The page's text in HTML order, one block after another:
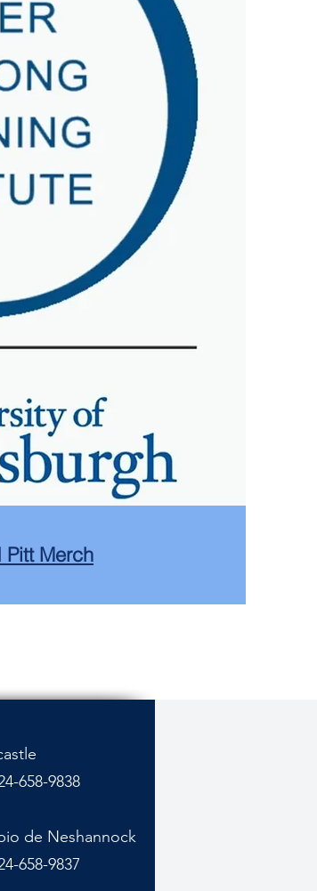
Pitt Merch
658-9838
de Neshannock
658-9837